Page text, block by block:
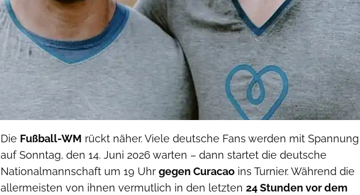
Die Fußball-WM rückt näher. Viele deutsche Fans werden mit Spannung
auf Sonntag, den 14. Juni 2026 warten – dann startet die deutsche
Nationalmannschaft um 19 Uhr gegen Curacao ins Turnier. Während die
allermeisten von ihnen vermutlich in den letzten 24 Stunden vor dem